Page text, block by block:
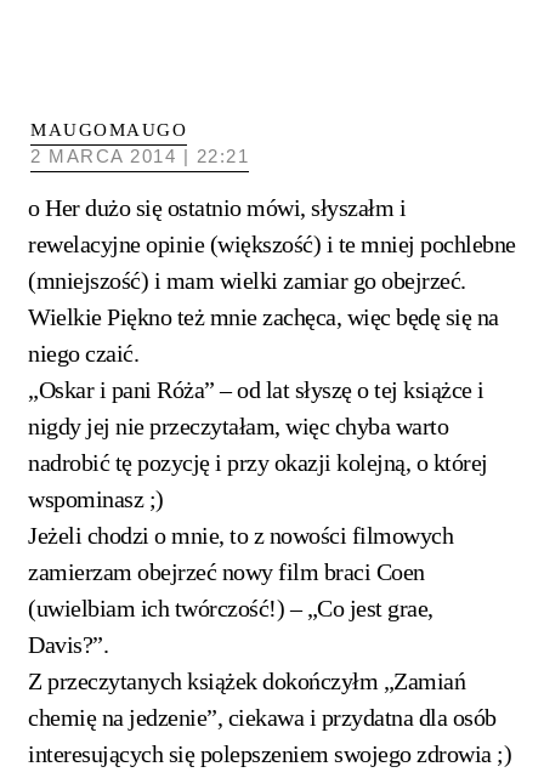
MAUGOMAUGO
2 MARCA 2014 | 22:21
o Her dużo się ostatnio mówi, słyszałm i
rewelacyjne opinie (większość) i te mniej pochlebne
(mniejszość) i mam wielki zamiar go obejrzeć.
Wielkie Piękno też mnie zachęca, więc będę się na
niego czaić.
„Oskar i pani Róża” – od lat słyszę o tej książce i
nigdy jej nie przeczytałam, więc chyba warto
nadrobić tę pozycję i przy okazji kolejną, o której
wspominasz ;)
Jeżeli chodzi o mnie, to z nowości filmowych
zamierzam obejrzeć nowy film braci Coen
(uwielbiam ich twórczość!) – „Co jest grae,
Davis?”.
Z przeczytanych książek dokończyłm „Zamiań
chemię na jedzenie”, ciekawa i przydatna dla osób
interesujących się polepszeniem swojego zdrowia ;)